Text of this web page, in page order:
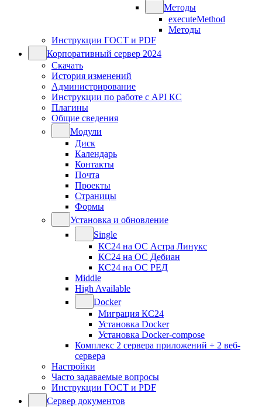
Методы
executeMethod
Методы
Инструкции ГОСТ и PDF
Корпоративный сервер 2024
Скачать
История изменений
Администрирование
Инструкции по работе с API КС
Плагины
Общие сведения
Модули
Диск
Календарь
Контакты
Почта
Проекты
Страницы
Формы
Установка и обновление
Single
КС24 на ОС Астра Линукс
КС24 на ОС Дебиан
КС24 на ОС РЕД
Middle
High Available
Docker
Миграция КС24
Установка Docker
Установка Docker-compose
Комплекс 2 сервера приложений + 2 веб-
сервера
Настройки
Часто задаваемые вопросы
Инструкции ГОСТ и PDF
Сервер документов